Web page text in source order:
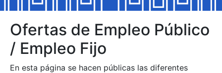
Mostrar/Ocultar
Mostrar/Ocultar
Ofertas de Empleo Público
/ Empleo Fijo
En esta página se hacen públicas las diferentes